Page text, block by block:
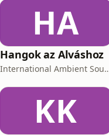
HA
Hangok az Alváshoz
International
KK